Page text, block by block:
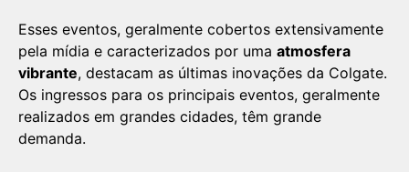
Esses eventos, geralmente cobertos extensivamente
pela mídia e caracterizados por uma atmosfera
vibrante, destacam as últimas inovações da Colgate.
Os ingressos para os principais eventos, geralmente
realizados em grandes cidades, têm grande
demanda.